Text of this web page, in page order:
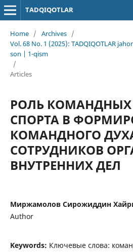
TADQIQOTLAR
Home / Archives /
Vol. 68 No. 1 (2025): TADQIQOTLAR
son | 1-qism
/
Articles
РОЛЬ
СПОРТА В
КОМАНДНОГО
СОТРУДНИКОВ
ВНУТРЕННИХ ДЕЛ
Миржамолов Сирожиддин
Author
Keywords: Ключевые слова: